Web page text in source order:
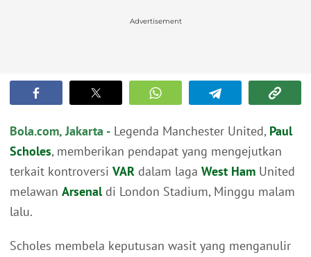
Advertisement
Bola.com, Jakarta - Legenda Manchester United, Paul
Scholes, memberikan pendapat yang mengejutkan
terkait kontroversi VAR dalam laga West Ham United
melawan Arsenaldi London Stadium, Minggu malam
lalu.
Scholes membela keputusan wasit yang menganulir